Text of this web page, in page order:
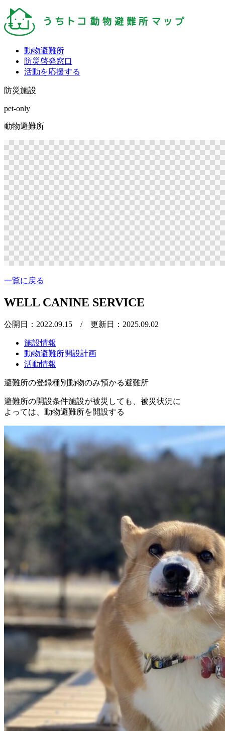
動物避難所
防災啓発窓口
活動を応援する
防災施設
pet-only
動物避難所
一覧に戻る
WELL CANINE SERVICE
公開日：2022.09.15 / 更新日：2025.09.02
施設情報
動物避難所開設計画
活動情報
避難所の登録種別 動物のみ預かる避難所
避難所の開設条件施設が被災しても、被災状況に
よっては、動物避難所を開設する